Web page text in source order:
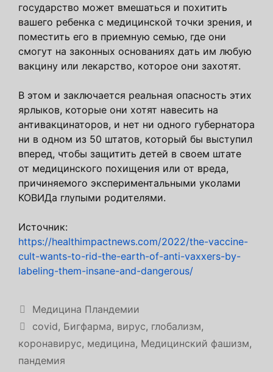
государство может вмешаться и похитить
вашего ребенка с медицинской точки зрения, и
поместить его в приемную семью, где они
смогут на законных основаниях дать им любую
вакцину или лекарство, которое они захотят.
В этом и заключается реальная опасность этих
ярлыков, которые они хотят навесить на
антивакцинаторов, и нет ни одного губернатора
ни в одном из 50 штатов, который бы выступил
вперед, чтобы защитить детей в своем штате
от медицинского похищения или от вреда,
причиняемого экспериментальными уколами
КОВИДа глупыми родителями.
Источник:
https://healthimpactnews.com/2022/the-vaccine-
cult-wants-to-rid-the-earth-of-anti-vaxxers-by-
labeling-them-insane-and-dangerous/
Рубрики
Медицина Пландемии
Метки
covid, Бигфарма, вирус, глобализм,
коронавирус, медицина, Медицинский фашизм,
пандемия